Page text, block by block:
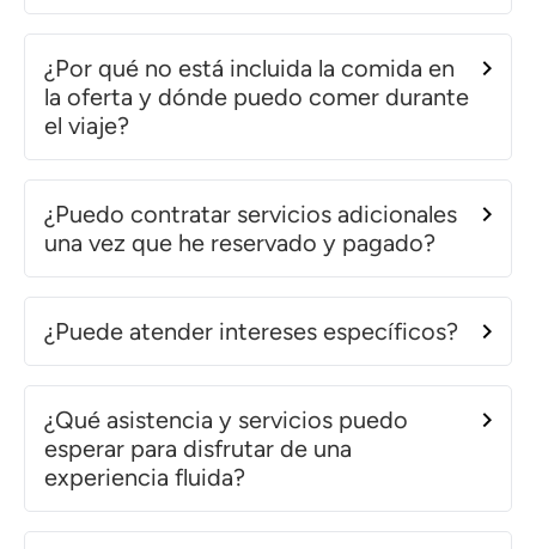
¿Por qué no está incluida la comida en
la oferta y dónde puedo comer durante
el viaje?
¿Puedo contratar servicios adicionales
una vez que he reservado y pagado?
¿Puede atender intereses específicos?
¿Qué asistencia y servicios puedo
esperar para disfrutar de una
experiencia fluida?